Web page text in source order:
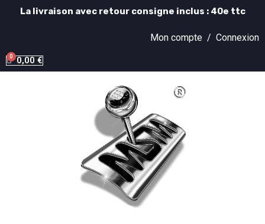
La livraison avec retour consigne inclus : 40e ttc
Mon compte / Connexion
0,00 €